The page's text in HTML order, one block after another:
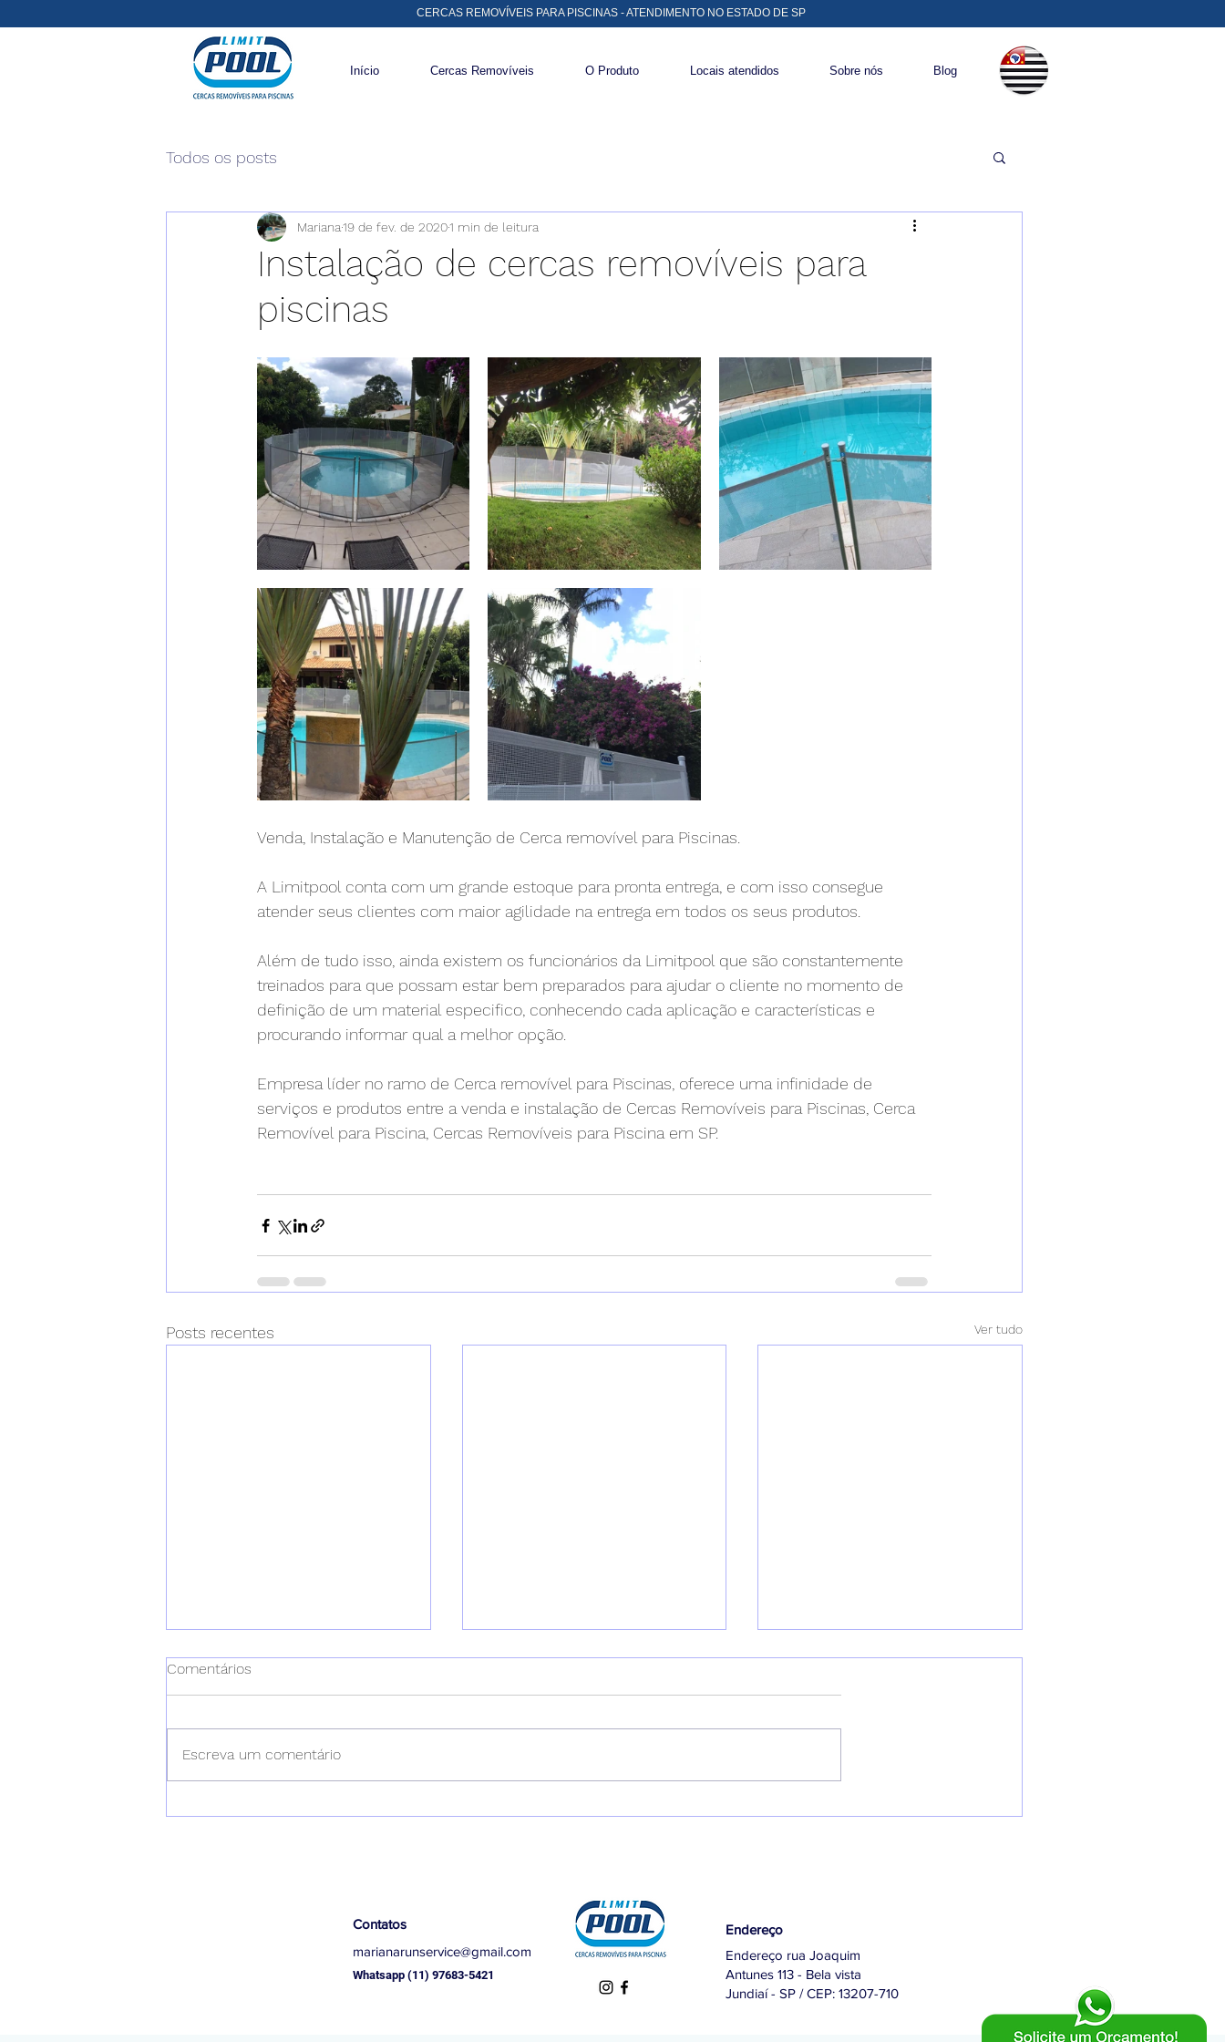
CERCAS REMOVÍVEIS PARA PISCINAS - ATENDIMENTO NO ESTADO DE SP
Início Cercas Removíveis O Produto Locais atendidos Sobre nós Blog
Todos os posts
Instalação de cercas removíveis para
piscinas
Mariana19 de fev. de 20201 min de leitura
Venda, ​﻿﻿Instalação e Manutenção de Cerca removível para Piscinas.
A Limitpool conta com um grande estoque para pronta entrega, e com isso consegue
atender seus clientes com maior agilidade na entrega em todos os seus produtos.
Além de tudo isso, ainda existem os funcionários da Limitpool que são constantemente
treinados para que possam estar bem preparados para ajudar o cliente no momento de
definição de um material especifico, conhecendo cada aplicação e características e
procurando informar qual a melhor opção.​
Empresa líder no ramo de Cerca removível para Piscinas, oferece uma infinidade de
serviços e produtos entre a venda e instalação de Cercas Removíveis para Piscinas, Cerca
Removível para Piscina, Cercas Removíveis para Piscina em SP.​
Posts recentes Ver tudo
Comentários
Escreva um comentário
Contatos
marianarunservice@gmail.com
Whatsapp (11) 97683-5421
Endereço
Endereço rua Joaquim
Antunes 113 - Bela vista
Jundiaí - SP / CEP: 13207-710